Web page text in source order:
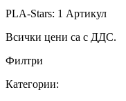
PLA-Stars: 1 Артикул
Всички цени са с ДДС.
Филтри
Категории: